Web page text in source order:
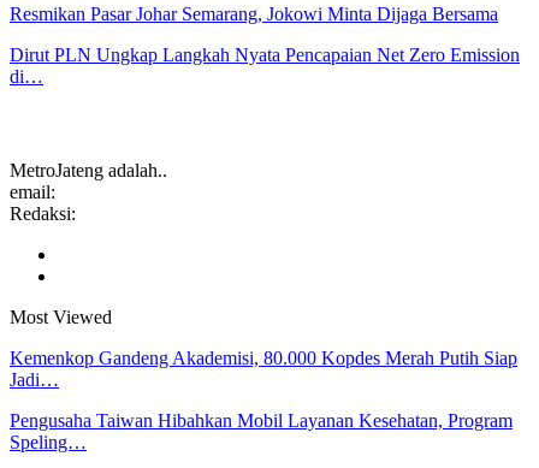
Resmikan Pasar Johar Semarang, Jokowi Minta Dijaga Bersama
Dirut PLN Ungkap Langkah Nyata Pencapaian Net Zero Emission
di…
MetroJateng adalah..
email:
Redaksi:
Most Viewed
Kemenkop Gandeng Akademisi, 80.000 Kopdes Merah Putih Siap
Jadi…
Pengusaha Taiwan Hibahkan Mobil Layanan Kesehatan, Program
Speling…